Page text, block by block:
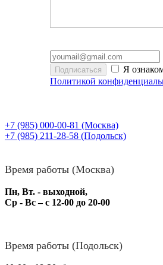
Я
Политикой
+7 (985) 000-00-81 (Москва)
+7 (985) 211-28-58 (Подольск)
Время работы (Москва)
Пн, Вт. - выходной,
Ср - Вс – с 12-00 до 20-00
Время работы (Подольск)